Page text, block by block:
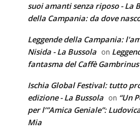
suoi amanti senza riposo - La
della Campania: da dove
Leggende della Campania:
Nisida - La Bussola on
fantasma del Caffè Gambrinus
Ischia Global Festival: tutto
edizione - La Bussola on “Un
per l’”Amica Geniale”:
Mia